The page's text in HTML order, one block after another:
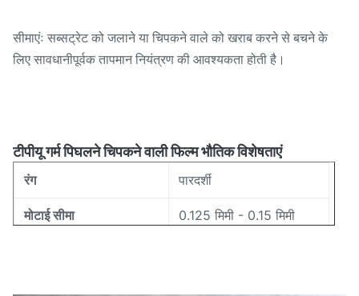
सीमाएंः सब्सट्रेट को जलाने या चिपकने वाले को खराब करने से बचने के
लिए सावधानीपूर्वक तापमान नियंत्रण की आवश्यकता होती है।
टीपीयू गर्म पिघलने चिपकने वाली फिल्म भौतिक विशेषताएं
रंग पारदर्शी
मोटाई सीमा 0.125 मिमी - 0.15 मिमी